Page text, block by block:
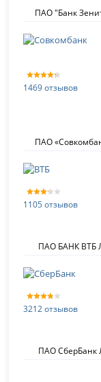
ПАО "Банк
1469 отзывов
ПАО
1105 отзывов
ПАО БАНК ВТБ
3212 отзывов
ПАО СберБанк